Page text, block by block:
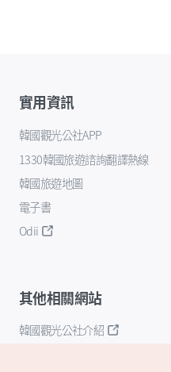
實用資訊
韓國觀光公社APP
1330韓國旅遊諮詢翻譯熱線
韓國旅遊地圖
電子書
Odii
其他相關網站
韓國觀光公社介紹